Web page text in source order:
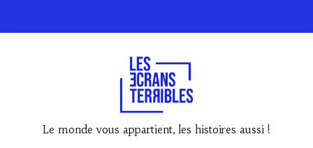
Le monde vous appartient, les histoires aussi !